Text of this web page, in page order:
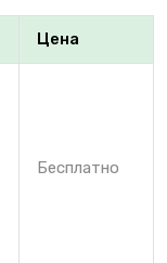
Цена
Бесплатно